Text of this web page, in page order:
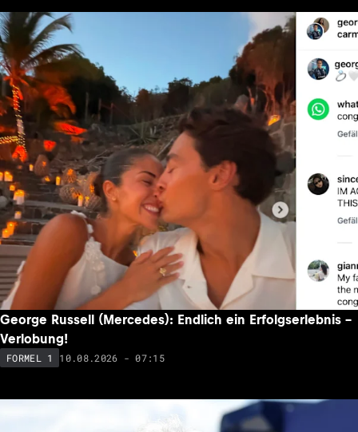
George Russell (Mercedes): Endlich ein Erfolgserlebnis –
Verlobung!
FORMEL 1 10.08.2026 - 07:15